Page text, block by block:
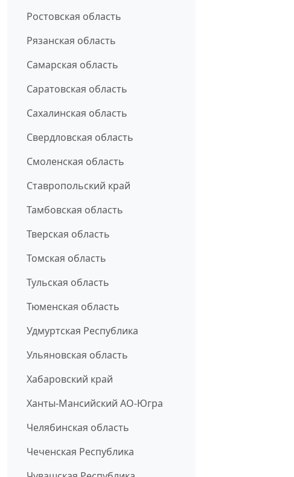
Ростовская область
Рязанская область
Самарская область
Саратовская область
Сахалинская область
Свердловская область
Смоленская область
Ставропольский край
Тамбовская область
Тверская область
Томская область
Тульская область
Тюменская область
Удмуртская Республика
Ульяновская область
Хабаровский край
Ханты-Мансийский АО-Югра
Челябинская область
Чеченская Республика